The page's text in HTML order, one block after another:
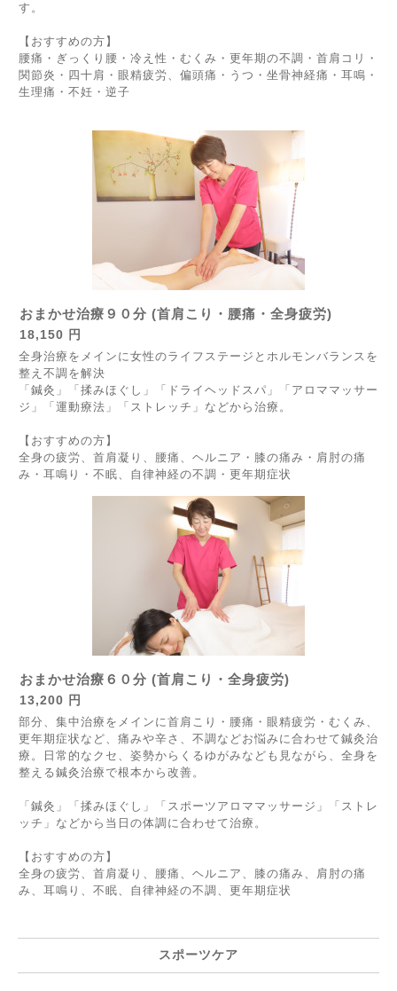
す。
【おすすめの方】
腰痛・ぎっくり腰・冷え性・むくみ・更年期の不調・首肩コリ・
関節炎・四十肩・眼精疲労、偏頭痛・うつ・坐骨神経痛・耳鳴・
生理痛・不妊・逆子
おまかせ治療９０分 (首肩こり・腰痛・全身疲労)
18,150 円
全身治療をメインに女性のライフステージとホルモンバランスを
整え不調を解決
「鍼灸」「揉みほぐし」「ドライヘッドスパ」「アロママッサー
ジ」「運動療法」「ストレッチ」などから治療。
【おすすめの方】
全身の疲労、首肩凝り、腰痛、ヘルニア・膝の痛み・肩肘の痛
み・耳鳴り・不眠、自律神経の不調・更年期症状
おまかせ治療６０分 (首肩こり・全身疲労)
13,200 円
部分、集中治療を メインに首肩こり・腰痛・眼精疲労・むくみ、
更年期症状など、痛みや辛さ、不調などお悩みに合わせて鍼灸治
療。日常的なクセ、姿勢からくるゆがみなども見ながら、全身を
整える鍼灸治療で根本から改善。
「鍼灸」「揉みほぐし」「スポーツアロママッサージ」「ストレ
ッチ」などから当日の体調に合わせて治療。
【おすすめの方】
全身の疲労、首肩凝り、腰痛、ヘルニア、膝の痛み、肩肘の痛
み、耳鳴り、不眠、自律神経の不調、更年期症状
スポーツケア